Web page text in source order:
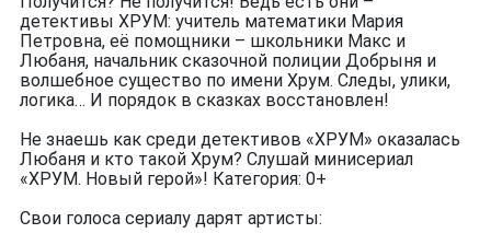
детективы ХРУМ: учитель математики Мария
Петровна, её помощники – школьники Макс и
Любаня, начальник сказочной полиции Добрыня и
волшебное существо по имени Хрум. Следы, улики,
логика… И порядок в сказках восстановлен!
Не знаешь как среди детективов «ХРУМ» оказалась
Любаня и кто такой Хрум? Слушай минисериал
«ХРУМ. Новый герой»! Категория: 0+
Свои голоса сериалу дарят артисты: